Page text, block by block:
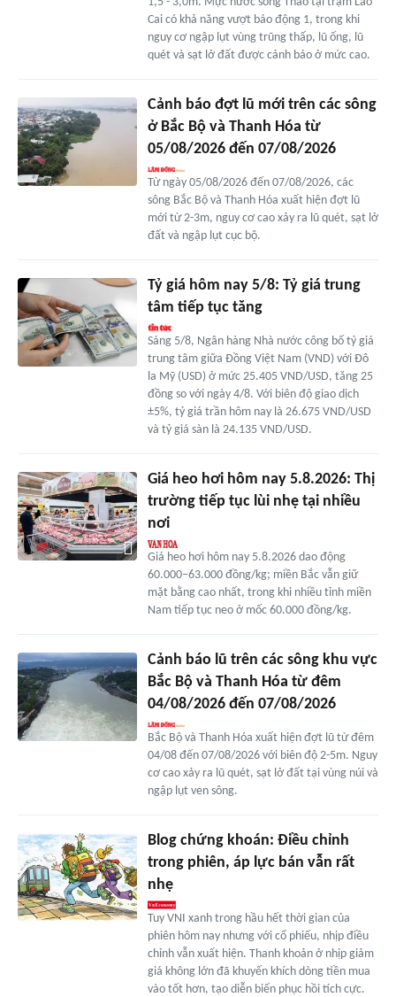
Cai có khả năng vượt báo động 1, trong khi
nguy cơ ngập lụt vùng trũng thấp, lũ ống, lũ
quét và sạt lở đất được cảnh báo ở mức cao.
Cảnh báo đợt lũ mới trên các sông
ở Bắc Bộ và Thanh Hóa từ
05/08/2026 đến 07/08/2026
Từ ngày 05/08/2026 đến 07/08/2026, các
sông Bắc Bộ và Thanh Hóa xuất hiện đợt lũ
mới từ 2-3m, nguy cơ cao xảy ra lũ quét, sạt lở
đất và ngập lụt cục bộ.
Tỷ giá hôm nay 5/8: Tỷ giá trung
tâm tiếp tục tăng
Sáng 5/8, Ngân hàng Nhà nước công bố tỷ giá
trung tâm giữa Đồng Việt Nam (VND) với Đô
la Mỹ (USD) ở mức 25.405 VND/USD, tăng 25
đồng so với ngày 4/8. Với biên độ giao dịch
±5%, tỷ giá trần hôm nay là 26.675 VND/USD
và tỷ giá sàn là 24.135 VND/USD.
Giá heo hơi hôm nay 5.8.2026: Thị
trường tiếp tục lùi nhẹ tại nhiều
nơi
Giá heo hơi hôm nay 5.8.2026 dao động
60.000–63.000 đồng/kg; miền Bắc vẫn giữ
mặt bằng cao nhất, trong khi nhiều tỉnh miền
Nam tiếp tục neo ở mốc 60.000 đồng/kg.
Cảnh báo lũ trên các sông khu vực
Bắc Bộ và Thanh Hóa từ đêm
04/08/2026 đến 07/08/2026
Bắc Bộ và Thanh Hóa xuất hiện đợt lũ từ đêm
04/08 đến 07/08/2026 với biên độ 2-5m. Nguy
cơ cao xảy ra lũ quét, sạt lở đất tại vùng núi và
ngập lụt ven sông.
Blog chứng khoán: Điều chỉnh
trong phiên, áp lực bán vẫn rất
nhẹ
Tuy VNI xanh trong hầu hết thời gian của
phiên hôm nay nhưng với cổ phiếu, nhịp điều
chỉnh vẫn xuất hiện. Thanh khoản ở nhịp giảm
giá không lớn đã khuyến khích dòng tiền mua
vào tốt hơn, tạo diễn biến phục hồi tích cực.